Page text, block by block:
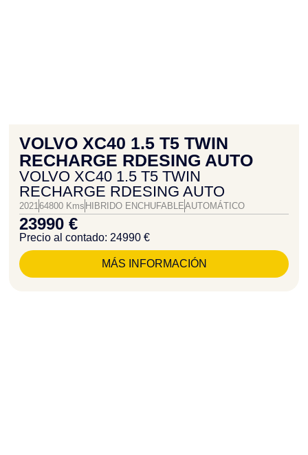
VOLVO XC40 1.5 T5 TWIN
RECHARGE RDESING AUTO
VOLVO XC40 1.5 T5 TWIN
RECHARGE RDESING AUTO
202164800 Kms HIBRIDO ENCHUFABLEAUTOMÁTICO
23990 €
Precio al contado: 24990 €
MÁS INFORMACIÓN